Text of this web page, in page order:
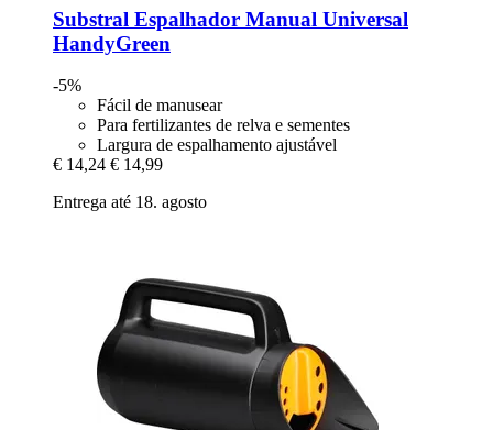
Substral Espalhador Manual Universal
HandyGreen
-5%
Fácil de manusear
Para fertilizantes de relva e sementes
Largura de espalhamento ajustável
€ 14,24 € 14,99
Entrega até 18. agosto